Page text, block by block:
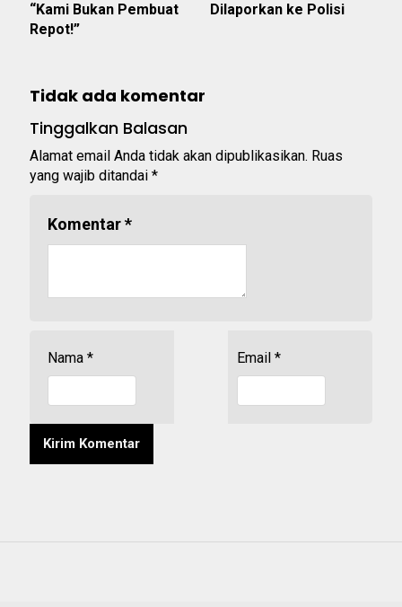
“Kami Bukan Pembuat
Repot!”
Dilaporkan ke Polisi
Tidak ada komentar
Tinggalkan Balasan
Alamat email Anda tidak akan dipublikasikan. Ruas
yang wajib ditandai *
Komentar*
Nama * Email *